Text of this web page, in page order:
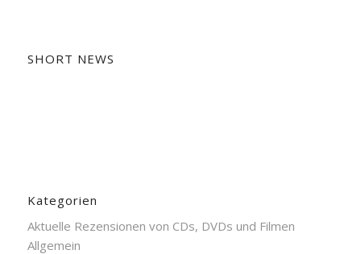
SHORT NEWS
Kategorien
Aktuelle Rezensionen von CDs, DVDs und Filmen
Allgemein